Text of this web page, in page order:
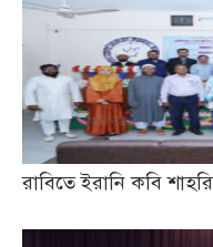
রাবিতে ইরানি কবি